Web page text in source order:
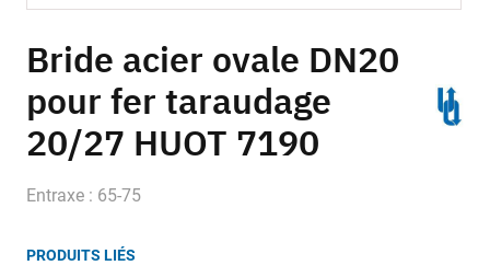
to
the
beginning
of
the
images
gallery
Bride acier ovale DN20
pour fer taraudage
20/27 HUOT 7190
Entraxe : 65-75
PRODUITS LIÉS